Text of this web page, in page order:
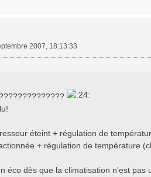
2007, 18:13:33
éteint + régulation de
+ régulation de température
éco dès que la climatisation n'est